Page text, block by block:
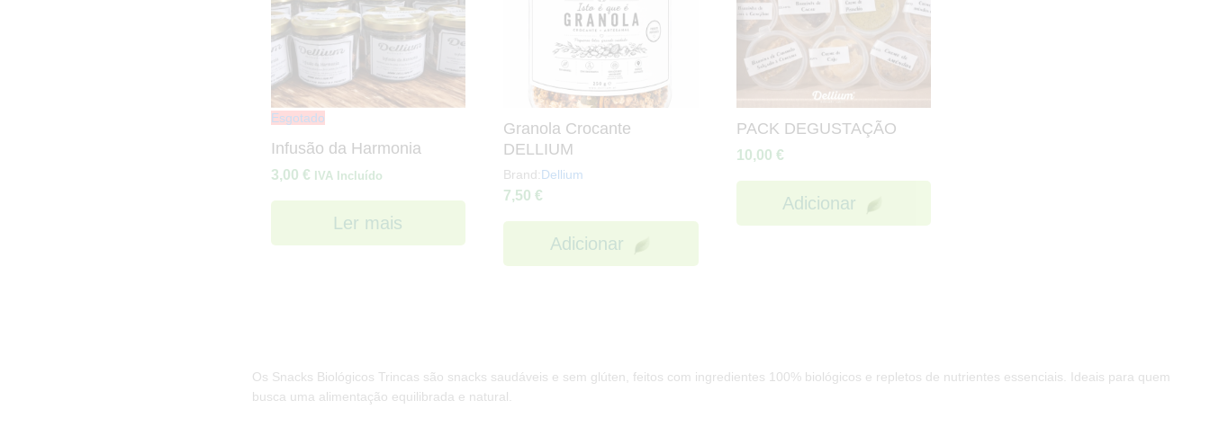
Esgotado
Infusão da Harmonia
3,00 € IVA Incluído
Ler mais
Granola Crocante
DELLIUM
Brand: Dellium
7,50€
Adicionar
PACK DEGUSTAÇÃO
10,00 €
Adicionar
Os Snacks Biológicos Trincas são snacks saudáveis e sem glúten, feitos com ingredientes 100% biológicos e repletos de nutrientes essenciais. Ideais para quem
busca uma alimentação equilibrada e natural.